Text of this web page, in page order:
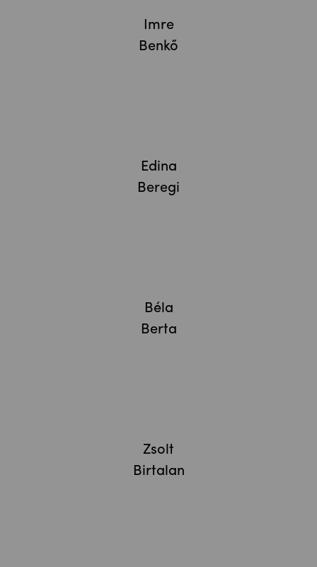
Imre
Benkő
Edina
Beregi
Béla
Berta
Zsolt
Birtalan